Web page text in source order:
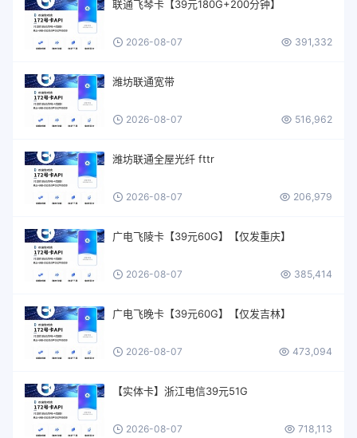
联通飞琴卡【39元180G+200分钟】
2026-08-07 391,332
潍坊联通宽带
2026-08-07 516,962
潍坊联通全屋光纤 fttr
2026-08-07 206,979
广电飞陵卡【39元60G】【仅发重庆】
2026-08-07 385,414
广电飞晚卡【39元60G】【仅发吉林】
2026-08-07 473,094
【实体卡】浙江电信39元51G
2026-08-07 718,113